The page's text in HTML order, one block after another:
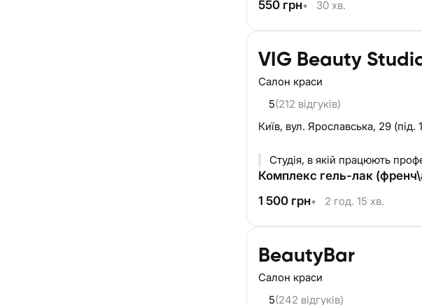
550 грн• 30 хв.
VIG Beauty
Салон краси
5(212 відгуків)
Київ, вул. Ярославська, 29 (під.
Студія, в якій працюють
Комплекс гель-лак
1 500 грн• 2 год. 15 хв.
BeautyBar
Салон краси
5(242 відгуків)